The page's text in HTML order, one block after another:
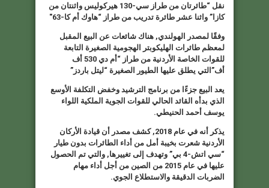
نقل “طائرتان من طراز سي-130 هيركوليس واثنتان من
كازا” واثنا عشر طائرة تدريب من طراز “هاوك أم كا-63″
وفقًا لمصدر الهولندي, هناك شائعات عن البيع المقبل
لمعظم طائرات الهليكوبتر الهجومية الصغيرة التابعة
للقوات الخاصة الأردنية من طراز “أم دي 530 أف
أف”التي يطلق عليها الطيور الصغيرة “ليتل باردز”
يعد البيع جزءًا من برنامج الترشيد وخفض التكلفة الأوسع
الذي بدأه القائد الحالي للقوات الجوية الملكية اللواء
يوسف أحمد الحنيطي.
يذكر أنه في عام 2018, كشف مصدر أن قيادة الأركان
الأردنية شعرت بخيبة أمل من أداء الطائرات بدون طيار
“سي اتش-4 بي”
وتهدف إلى تغييرها, والتي تم الحصول
عليها في عام 2015 من الصين من أجل أداء مهام
الضربات الدقيقة والاستطلاع الجوي.